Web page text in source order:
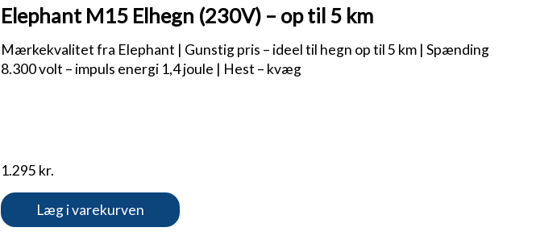
Elephant M15 Elhegn (230V) – op til 5 km
Mærkekvalitet fra Elephant | Gunstig pris – ideel til hegn op til 5 km | Spænding
8.300 volt – impuls energi 1,4 joule | Hest – kvæg
1.295 kr.
Læg i varekurven